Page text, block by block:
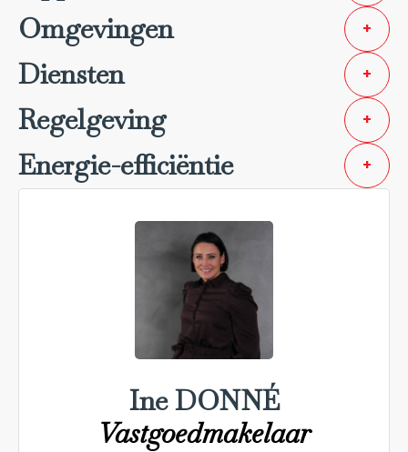
Omgevingen +
Diensten +
Regelgeving +
Energie-efficiëntie +
Ine DONNÉ
Vastgoedmakelaar